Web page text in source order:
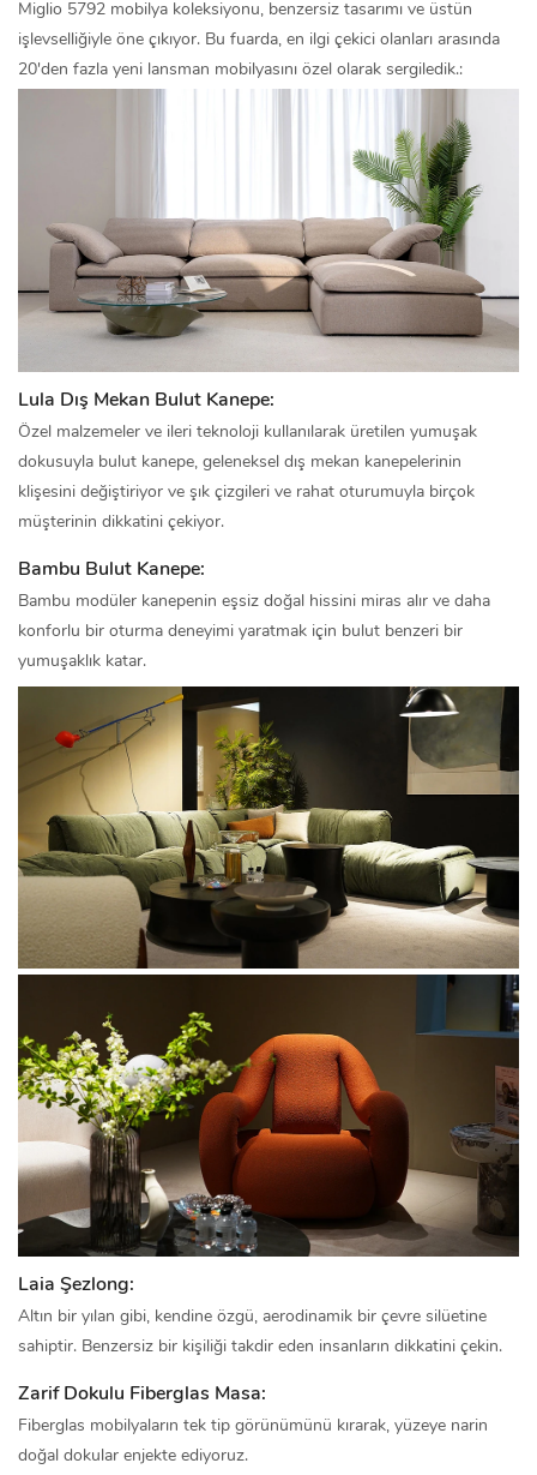
Miglio 5792 mobilya koleksiyonu, benzersiz tasarımı ve üstün
işlevselliğiyle öne çıkıyor. Bu fuarda, en ilgi çekici olanları arasında
20'den fazla yeni lansman mobilyasını özel olarak sergiledik.:
Lula Dış Mekan Bulut Kanepe:
Özel malzemeler ve ileri teknoloji kullanılarak üretilen yumuşak
dokusuyla bulut kanepe, geleneksel dış mekan kanepelerinin
klişesini değiştiriyor ve şık çizgileri ve rahat oturumuyla birçok
müşterinin dikkatini çekiyor.
Bambu Bulut Kanepe:
Bambu modüler kanepenin eşsiz doğal hissini miras alır ve daha
konforlu bir oturma deneyimi yaratmak için bulut benzeri bir
yumuşaklık katar.
Laia Şezlong:
Altın bir yılan gibi, kendine özgü, aerodinamik bir çevre silüetine
sahiptir. Benzersiz bir kişiliği takdir eden insanların dikkatini çekin.
Zarif Dokulu Fiberglas Masa:
Fiberglas mobilyaların tek tip görünümünü kırarak, yüzeye narin
doğal dokular enjekte ediyoruz.